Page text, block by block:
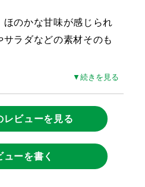
のかな甘味が感じられ
ラダなどの素材そのも
▼続きを見る
レビューを見る
ューを書く